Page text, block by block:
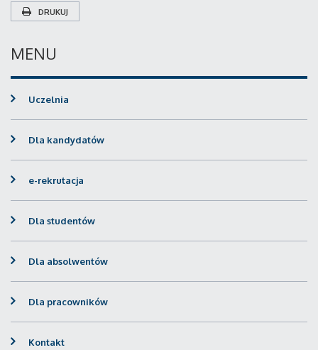
DRUKUJ
MENU
Uczelnia
Dla kandydatów
e-rekrutacja
Dla studentów
Dla absolwentów
Dla pracowników
Kontakt